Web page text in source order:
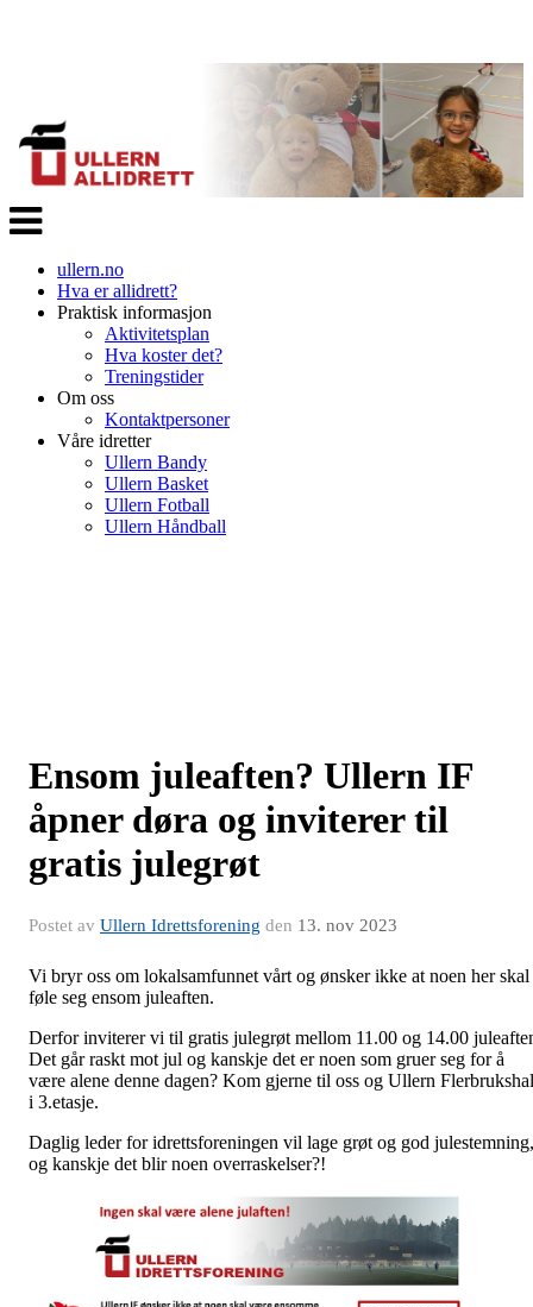
Veksle
navigasjon
ullern.no
Hva er allidrett?
Praktisk informasjon
Aktivitetsplan
Hva koster det?
Treningstider
Om oss
Kontaktpersoner
Våre idretter
Ullern Bandy
Ullern Basket
Ullern Fotball
Ullern Håndball
Ensom juleaften? Ullern IF
åpner døra og inviterer til
gratis julegrøt
Postet av Ullern Idrettsforening den 13. nov 2023
Vi bryr oss om lokalsamfunnet vårt og ønsker ikke at noen her skal
føle seg ensom juleaften.
Derfor inviterer vi til gratis julegrøt mellom 11.00 og 14.00
Det går raskt mot jul og kanskje det er noen som gruer seg for å
være alene denne dagen? Kom gjerne til oss og Ullern
i 3.etasje.
Daglig leder for idrettsforeningen vil lage grøt og god julestemning,
og kanskje det blir noen overraskelser?!